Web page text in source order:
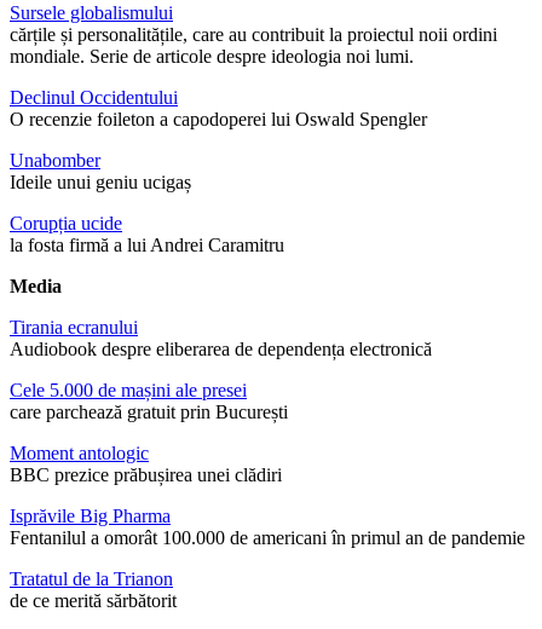
Sursele globalismului
cărțile și personalitățile, care au contribuit la proiectul noii ordini
mondiale. Serie de articole despre ideologia noi lumi.
Declinul Occidentului
O recenzie foileton a capodoperei lui Oswald Spengler
Unabomber
Ideile unui geniu ucigaș
Corupția ucide
la fosta firmă a lui Andrei Caramitru
Media
Tirania ecranului
Audiobook despre eliberarea de dependența electronică
Cele 5.000 de mașini ale presei
care parchează gratuit prin București
Moment antologic
BBC prezice prăbușirea unei clădiri
Isprăvile Big Pharma
Fentanilul a omorât 100.000 de americani în primul an de pandemie
Tratatul de la Trianon
de ce merită sărbătorit